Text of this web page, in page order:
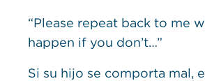
“Please repeat back to me
happen if you don’t…”
Si su hijo se comporta mal,